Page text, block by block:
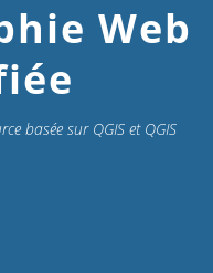
Web
basée sur QGIS et QGIS